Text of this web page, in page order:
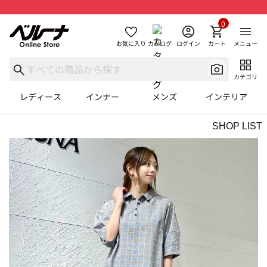
お気に入り カタログ ログイン カート
0
メニュー
カテゴリ
レディース インナー メンズ インテリア
SHOP LIST